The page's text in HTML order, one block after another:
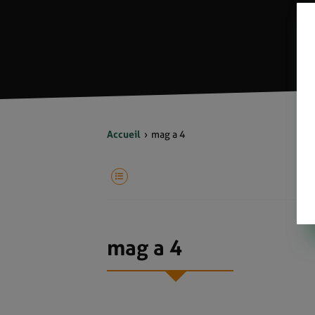
Accueil mag a 4
mag a 4